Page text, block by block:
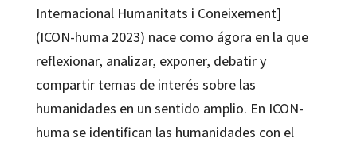
Internacional Humanitats i Coneixement]
(ICON-huma 2023) nace como ágora en la que
reflexionar, analizar, exponer, debatir y
compartir temas de interés sobre las
humanidades en un sentido amplio. En ICON-
huma se identifican las humanidades con el